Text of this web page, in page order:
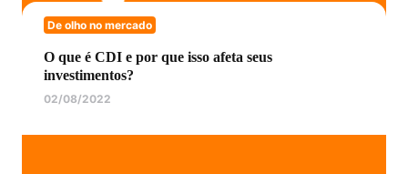
De olho no mercado
O que é CDI e por que isso afeta seus
investimentos?
02/08/2022